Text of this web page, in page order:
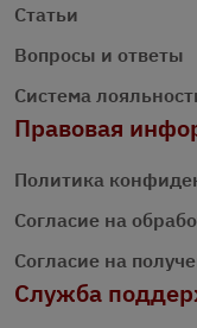
Статьи
Вопросы и ответы
Система
Правовая
Политика
Согласие на
Согласие на
Служба